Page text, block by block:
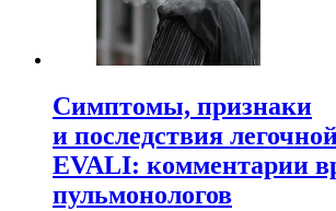
Симптомы, признаки
и последствия
EVALI: комментарии
пульмонологов